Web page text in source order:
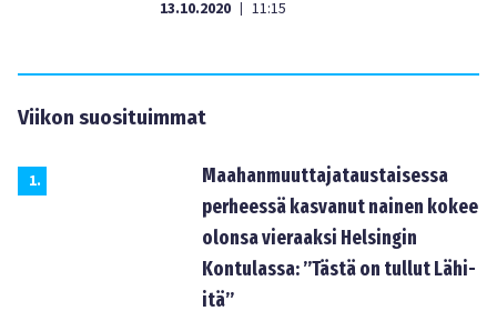
13.10.2020 | 11:15
Viikon suosituimmat
1.
Maahanmuuttajataustaisessa
perheessä kasvanut nainen kokee
olonsa vieraaksi Helsingin
Kontulassa: ”Tästä on tullut Lähi-
itä”